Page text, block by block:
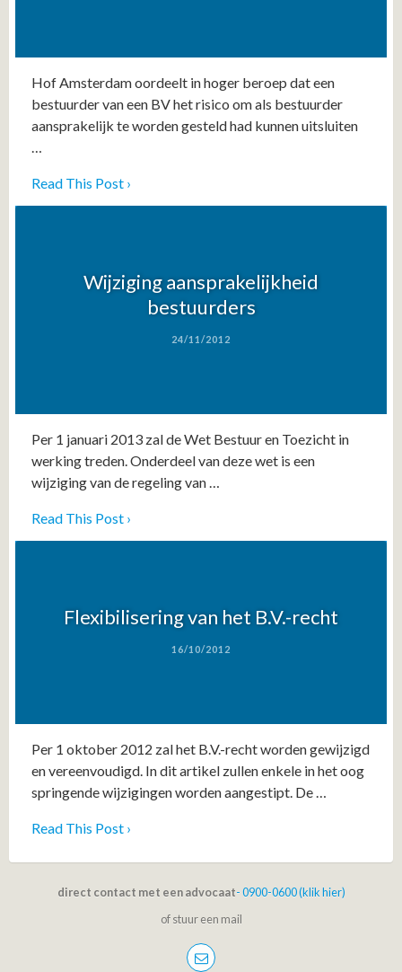
Hof Amsterdam oordeelt in hoger beroep dat een
bestuurder van een BV het risico om als bestuurder
aansprakelijk te worden gesteld had kunnen uitsluiten
…
Read This Post ›
Wijziging aansprakelijkheid
bestuurders
24/11/2012
Per 1 januari 2013 zal de Wet Bestuur en Toezicht in
werking treden. Onderdeel van deze wet is een
wijziging van de regeling van …
Read This Post ›
Flexibilisering van het B.V.-recht
16/10/2012
Per 1 oktober 2012 zal het B.V.-recht worden gewijzigd
en vereenvoudigd. In dit artikel zullen enkele in het oog
springende wijzigingen worden aangestipt. De …
Read This Post ›
direct contact met een advocaat- 0900-0600 (klik hier)
of stuur een mail